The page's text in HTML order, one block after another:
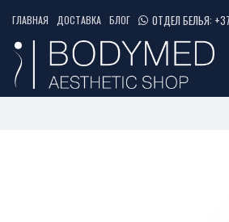
ГЛАВНАЯ ДОСТАВКА БЛОГ ОТДЕЛ БЕЛЬЯ: